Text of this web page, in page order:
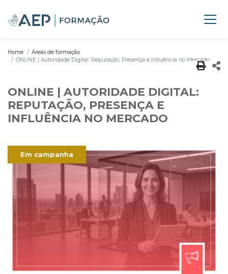
Home
Áreas de formação
ONLINE | Autoridade Digital: Reputação, Presença e Influência no Mercado
ONLINE | AUTORIDADE DIGITAL:
REPUTAÇÃO, PRESENÇA E
INFLUÊNCIA NO MERCADO
Em campanha